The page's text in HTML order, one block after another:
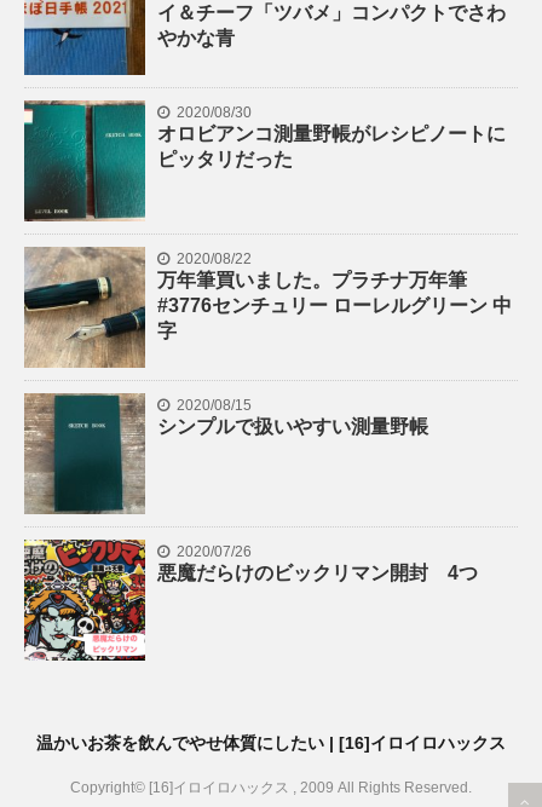
イ＆チーフ「ツバメ」コンパクトでさわ
やかな青
2020/08/30
オロビアンコ測量野帳がレシピノートに
ピッタリだった
2020/08/22
万年筆買いました。プラチナ万年筆
#3776センチュリー ローレルグリーン 中
字
2020/08/15
シンプルで扱いやすい測量野帳
2020/07/26
悪魔だらけのビックリマン開封 4つ
温かいお茶を飲んでやせ体質にしたい | [16]イロイロハックス
Copyright© [16]イロイロハックス , 2009 All Rights Reserved.